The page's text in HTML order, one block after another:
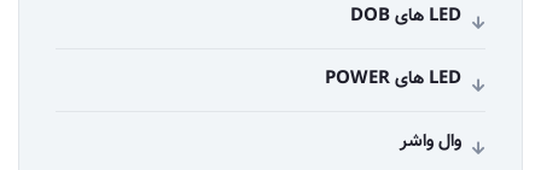
LED های DOB
LED های POWER
وال واشر